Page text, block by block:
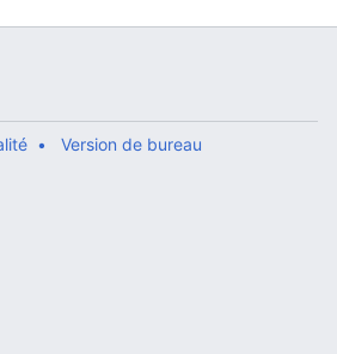
Version de bureau